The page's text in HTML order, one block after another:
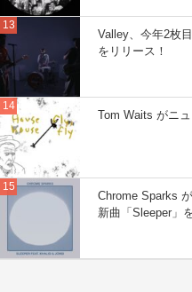
Valley、今年2枚
をリリース！
Tom Waits がニ
Chrome Sparks
新曲「Sleeper」